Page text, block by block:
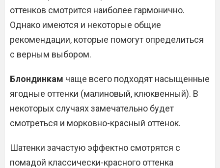
оттенков смотрится наиболее гармонично.
Однако имеются и некоторые общие
рекомендации, которые помогут определиться
с верным выбором.
Блондинкам чаще всего подходят насыщенные
ягодные оттенки (малиновый, клюквенный). В
некоторых случаях замечательно будет
смотреться и морковно-красный оттенок.
Шатенки зачастую эффектно смотрятся с
помадой классически-красного оттенка